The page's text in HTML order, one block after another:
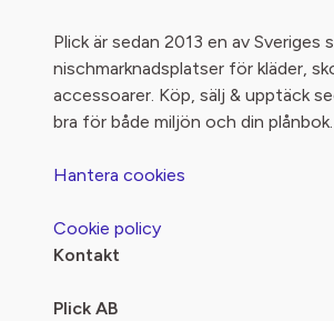
Plick är sedan 2013 en av Sveriges
nischmarknadsplatser för kläder,
accessoarer. Köp, sälj & upptäck
bra för både miljön och din plånbok.
Hantera cookies
Cookie policy
Kontakt
Plick AB